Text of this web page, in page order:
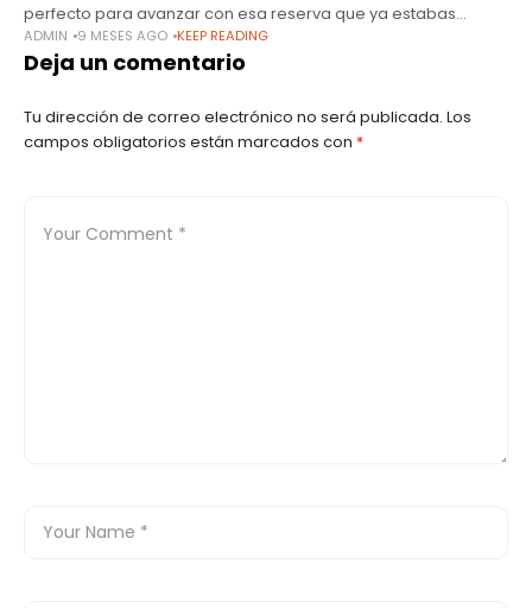
perfecto para avanzar con esa reserva que ya estabas
considerando. Además de tarifas especiales en hoteles
seleccionados, este
ADMIN 9 MESES AGO KEEP READING
Deja un comentario
Tu dirección de correo electrónico no será publicada. Los
campos obligatorios están marcados con *